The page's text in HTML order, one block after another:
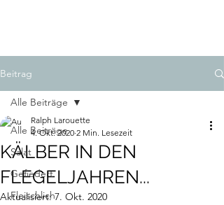
Beitrag
Alle Beiträge
Salat
Gefiedert
Fleischlich
Alle Beiträge
KÄLBER IN DEN
FLEGELJAHREN...
Ralph Larouette
4. Okt. 2020 2 Min. Lesezeit
Aktualisiert:7. Okt. 2020